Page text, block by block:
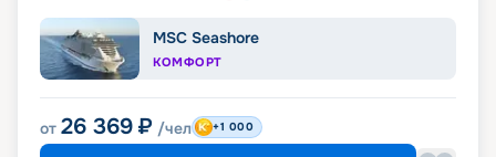
MSC Seashore
КОМФОРТ
от 26 369 ₽ /чел +1 000